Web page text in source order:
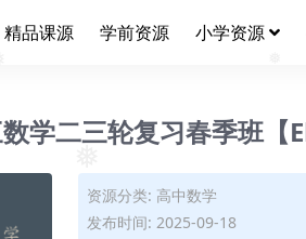
❅
精品课源 学前资源 小学资源
学二三轮复习春季班【
资源分类: 高中数学
发布时间: 2025-09-18